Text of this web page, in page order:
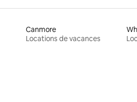
Canmore
Locations de vacances